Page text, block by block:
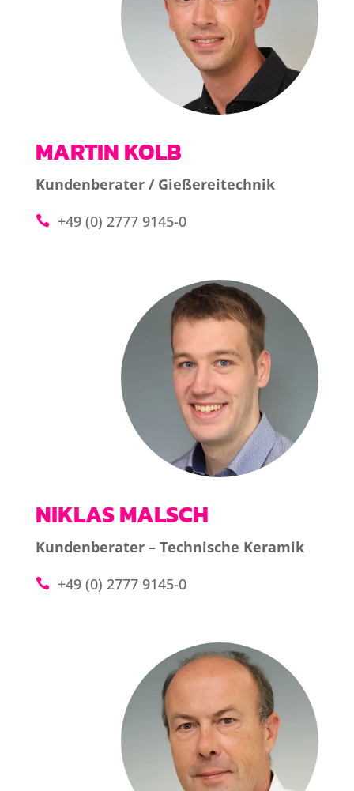
MARTIN KOLB
Kundenberater / Gießereitechnik
+49 (0) 2777 9145-0
NIKLAS MALSCH
Kundenberater – Technische Keramik
+49 (0) 2777 9145-0